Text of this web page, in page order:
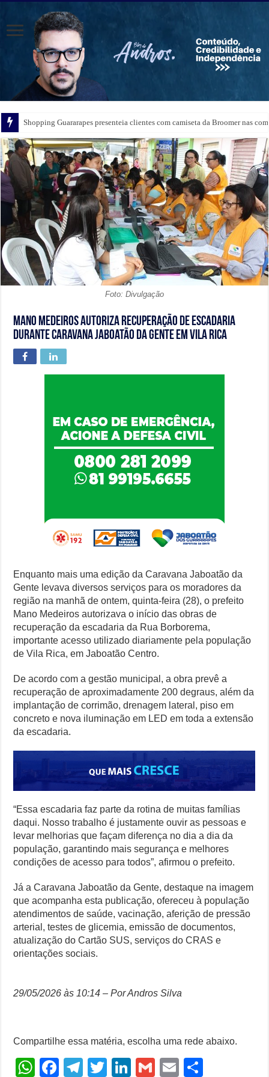
Shopping Guararapes presenteia clientes com camiseta da Broomer nas
Foto: Divulgação
Mano Medeiros autoriza recuperação de escadaria
durante Caravana Jaboatão da Gente em Vila Rica
Enquanto mais uma edição da Caravana Jaboatão da
Gente levava diversos serviços para os moradores da
região na manhã de ontem, quinta-feira (28), o prefeito
Mano Medeiros autorizava o início das obras de
recuperação da escadaria da Rua Borborema,
importante acesso utilizado diariamente pela população
de Vila Rica, em Jaboatão Centro.
De acordo com a gestão municipal, a obra prevê a
recuperação de aproximadamente 200 degraus, além da
implantação de corrimão, drenagem lateral, piso em
concreto e nova iluminação em LED em toda a extensão
da escadaria.
“Essa escadaria faz parte da rotina de muitas famílias
daqui. Nosso trabalho é justamente ouvir as pessoas e
levar melhorias que façam diferença no dia a dia da
população, garantindo mais segurança e melhores
condições de acesso para todos”, afirmou o prefeito.
Já a Caravana Jaboatão da Gente, destaque na imagem
que acompanha esta publicação, ofereceu à população
atendimentos de saúde, vacinação, aferição de pressão
arterial, testes de glicemia, emissão de documentos,
atualização do Cartão SUS, serviços do CRAS e
orientações sociais.
29/05/2026 às 10:14 – Por Andros Silva
Compartilhe essa matéria, escolha uma rede abaixo.
W
F
T
T
Li
G
E